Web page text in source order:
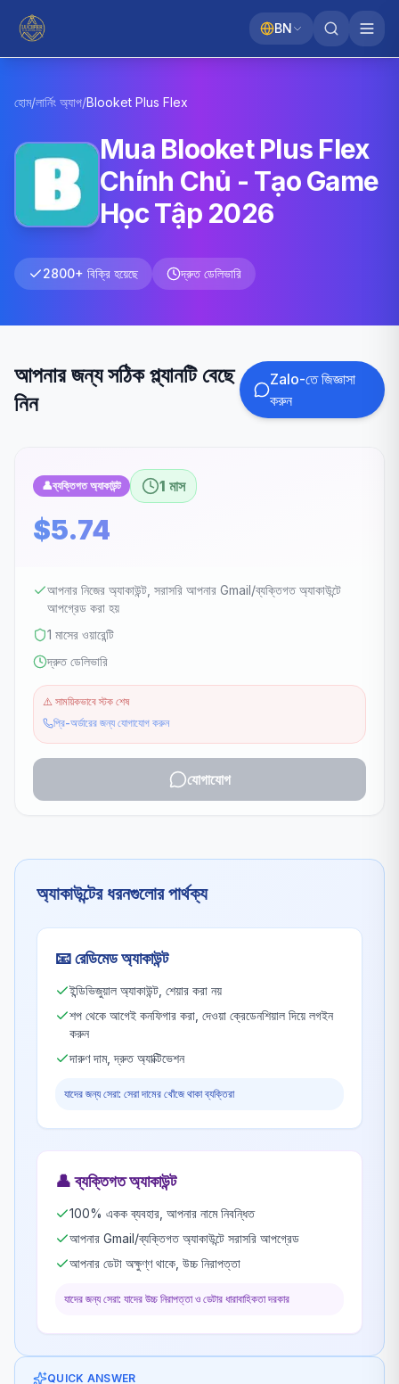
BN
হোম/লার্নিং অ্যাপ/Blooket Plus Flex
Mua Blooket Plus Flex
Chính Chủ - Tạo Game
Học Tập 2026
2800+ বিক্রি হয়েছে দ্রুত ডেলিভারি
আপনার জন্য সঠিক প্ল্যানটি বেছে
নিন
Zalo-তে জিজ্ঞাসা
করুন
👤ব্যক্তিগত অ্যাকাউন্ট 1 মাস
$5.74
আপনার নিজের অ্যাকাউন্ট, সরাসরি আপনার Gmail/ব্যক্তিগত অ্যাকাউন্টে
আপগ্রেড করা হয়
1 মাসের ওয়ারেন্টি
দ্রুত ডেলিভারি
⚠️ সাময়িকভাবে স্টক শেষ
প্রি-অর্ডারের জন্য যোগাযোগ করুন
যোগাযোগ
অ্যাকাউন্টের ধরনগুলোর পার্থক্য
📧রেডিমেড অ্যাকাউন্ট
ইন্ডিভিজুয়াল অ্যাকাউন্ট, শেয়ার করা নয়
শপ থেকে আগেই কনফিগার করা, দেওয়া ক্রেডেনশিয়াল দিয়ে লগইন
করুন
দারুণ দাম, দ্রুত অ্যাক্টিভেশন
যাদের জন্য সেরা: সেরা দামের খোঁজে থাকা ব্যক্তিরা
👤ব্যক্তিগত অ্যাকাউন্ট
100% একক ব্যবহার, আপনার নামে নিবন্ধিত
আপনার Gmail/ব্যক্তিগত অ্যাকাউন্টে সরাসরি আপগ্রেড
আপনার ডেটা অক্ষুণ্ণ থাকে, উচ্চ নিরাপত্তা
যাদের জন্য সেরা: যাদের উচ্চ নিরাপত্তা ও ডেটার ধারাবাহিকতা দরকার
QUICK ANSWER